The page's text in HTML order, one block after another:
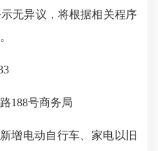
无异议，将根据相关程序
188号商务局
电动自行车、家电以旧